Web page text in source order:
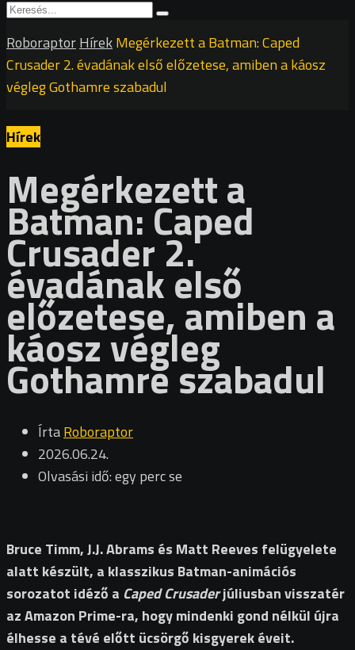
RoboraptorHírekMegérkezett a Batman: Caped
Crusader 2. évadának első előzetese, amiben a káosz
végleg Gothamre szabadul
Hírek
Megérkezett a
Batman: Caped
Crusader 2.
évadának első
előzetese, amiben a
káosz végleg
Gothamre szabadul
ÍrtaRoboraptor
2026.06.24.
Olvasási idő: egy perc se
Bruce Timm, J.J. Abrams és Matt Reeves felügyelete
alatt készült, a klasszikus Batman-animációs
sorozatot idéző a Caped Crusaderjúliusban visszatér
az Amazon Prime-ra, hogy mindenki gond nélkül újra
élhesse a tévé előtt ücsörgő kisgyerek éveit.